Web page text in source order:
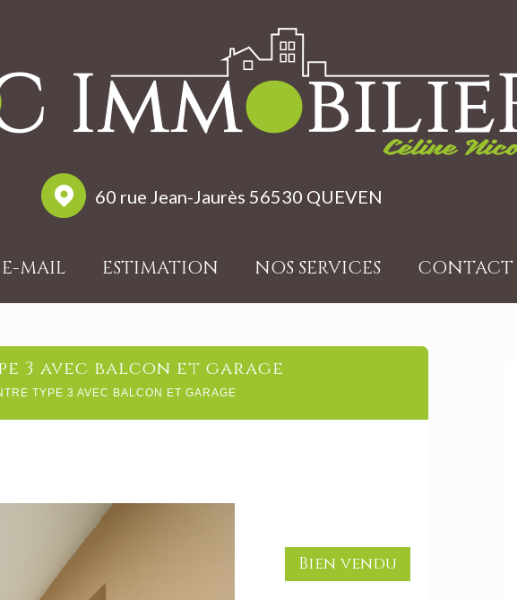
60 rue Jean-Jaurès 56530 QUEVEN
MAIL ESTIMATION NOS SERVICES CONTACT
3 avec balcon et garage
TYPE 3 AVEC BALCON ET GARAGE
Bien vendu